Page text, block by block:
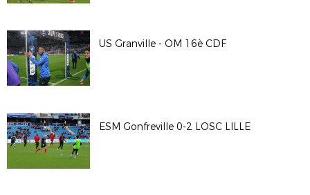
US Granville - OM 16è CDF
ESM Gonfreville 0-2 LOSC LILLE